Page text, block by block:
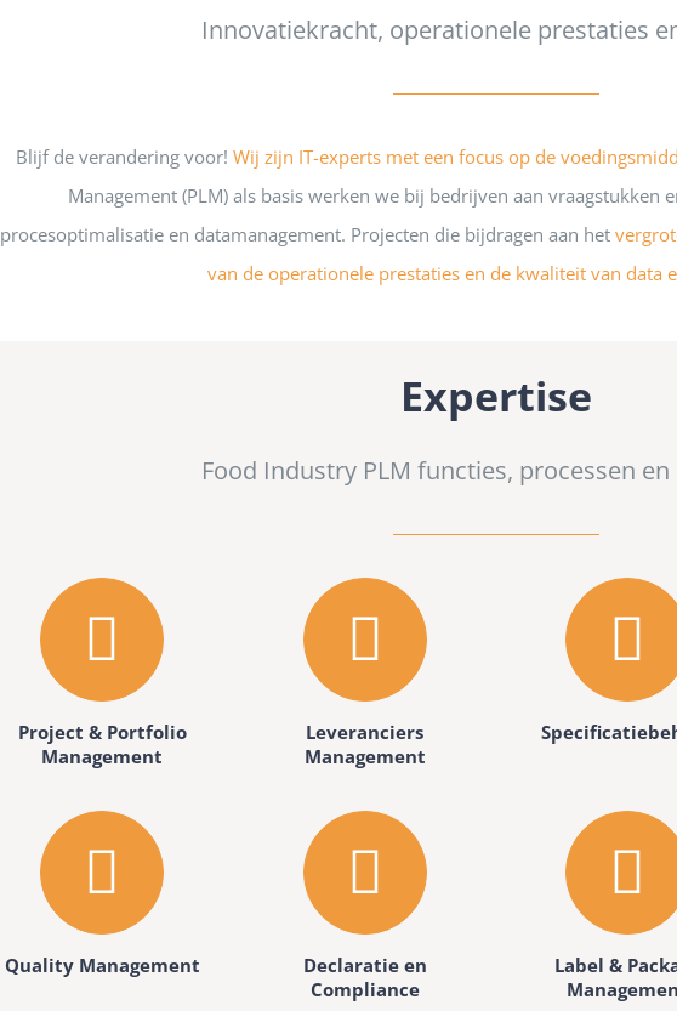
Innovatiekracht, operationele prestaties
Blijf de verandering voor! Wij zijn IT-experts met een focus op de
Management (PLM) als basis werken we bij bedrijven aan vraagstukken
procesoptimalisatie en datamanagement. Projecten die bijdragen aan het
van de operationele prestaties en de kwaliteit van data
Expertise
Food Industry PLM functies, processen
Project & Portfolio
Management
Leveranciers
Management
Quality Management
Declaratie en
Compliance
Label &